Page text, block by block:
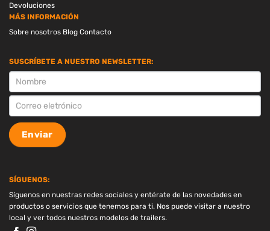
Devoluciones
MÁS INFORMACIÓN
Sobre nosotros Blog Contacto
SUSCRÍBETE A NUESTRO NEWSLETTER:
SUSCRIPCION
Enviar
SÍGUENOS:
Síguenos en nuestras redes sociales y entérate de las novedades en
productos o servicios que tenemos para ti. Nos puede visitar a nuestro
local y ver todos nuestros modelos de trailers.